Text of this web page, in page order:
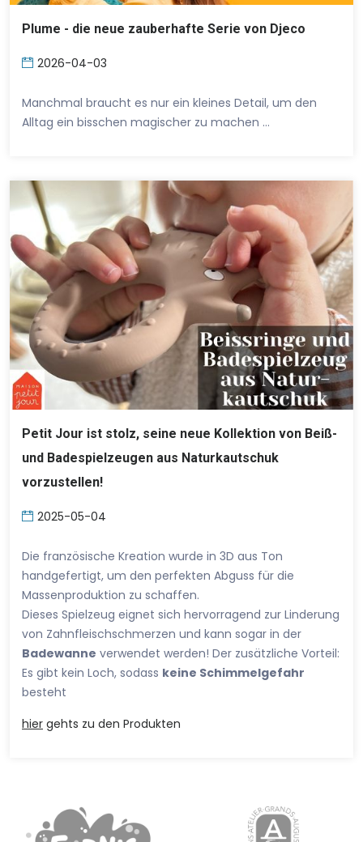
Plume - die neue zauberhafte Serie von Djeco
2026-04-03
Manchmal braucht es nur ein kleines Detail, um den
Alltag ein bisschen magischer zu machen …
Petit Jour ist stolz, seine neue Kollektion von Beiß-
und Badespielzeugen aus Naturkautschuk
vorzustellen!
2025-05-04
Die französische Kreation wurde in 3D aus Ton
handgefertigt, um den perfekten Abguss für die
Massenproduktion zu schaffen.
Dieses Spielzeug eignet sich hervorragend zur Linderung
von Zahnfleischschmerzen und kann sogar in der
Badewanne verwendet werden! Der zusätzliche Vorteil:
Es gibt kein Loch, sodass keine Schimmelgefahr
besteht
hier gehts zu den Produkten